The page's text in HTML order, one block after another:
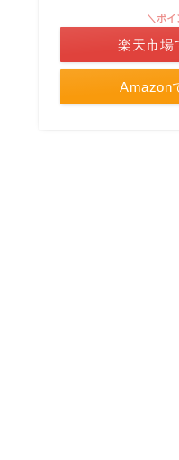
Amazon
＼ポイ
楽天市場